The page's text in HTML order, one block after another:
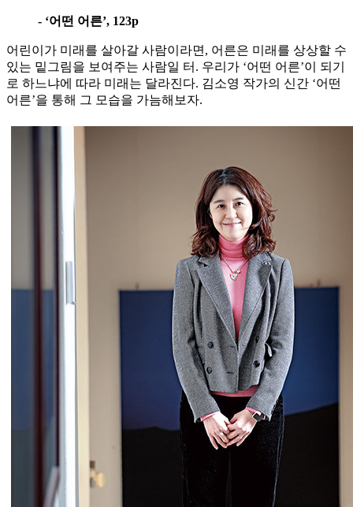
- ‘어떤 어른’, 123p
어린이가 미래를 살아갈 사람이라면, 어른은 미래를 상상할 수
있는 밑그림을 보여주는 사람일 터. 우리가 ‘어떤 어른’이 되기
로 하느냐에 따라 미래는 달라진다. 김소영 작가의 신간 ‘어떤
어른’을 통해 그 모습을 가늠해보자.